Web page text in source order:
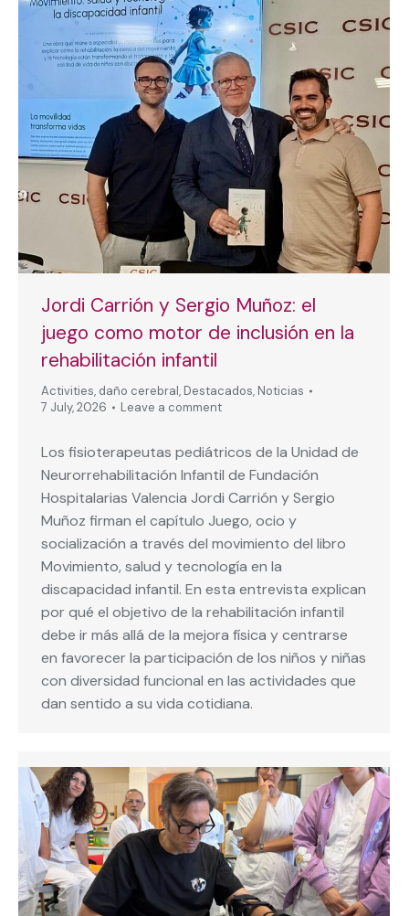
Jordi Carrión y Sergio Muñoz: el
juego como motor de inclusión en la
rehabilitación infantil
Activities, daño cerebral, Destacados, Noticias
7 July, 2026
Leave a comment
Los fisioterapeutas pediátricos de la Unidad de
Neurorrehabilitación Infantil de Fundación
Hospitalarias Valencia Jordi Carrión y Sergio
Muñoz firman el capítulo Juego, ocio y
socialización a través del movimiento del libro
Movimiento, salud y tecnología en la
discapacidad infantil. En esta entrevista explican
por qué el objetivo de la rehabilitación infantil
debe ir más allá de la mejora física y centrarse
en favorecer la participación de los niños y niñas
con diversidad funcional en las actividades que
dan sentido a su vida cotidiana.